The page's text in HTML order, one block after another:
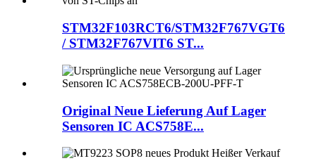
STM32F103RCT6/STM32F767VGT6
/ STM32F767VIT6 ST...
Original Neue Lieferung Auf Lager
Sensoren IC ACS758E...